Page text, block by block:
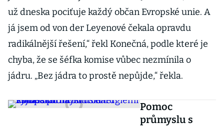
už dneska pociťuje každý občan Evropské unie. A
já jsem od von der Leyenové čekala opravdu
radikálnější řešení,“ řekl Konečná, podle které je
chyba, že se šéfka komise vůbec nezmínila o
jádru. „Bez jádra to prostě nepůjde,“ řekla.
Pomoc
průmyslu s